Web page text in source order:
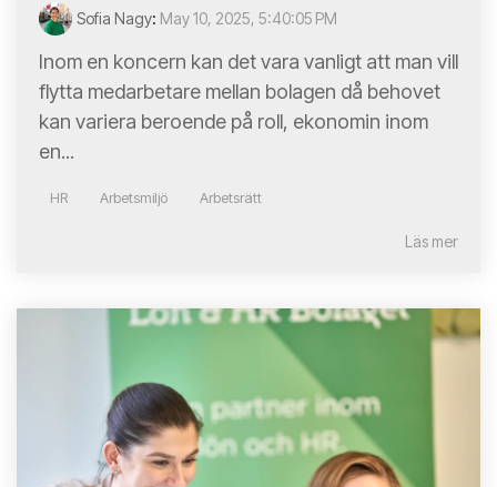
Sofia Nagy: May 10, 2025, 5:40:05 PM
Inom en koncern kan det vara vanligt att man vill
flytta medarbetare mellan bolagen då behovet
kan variera beroende på roll, ekonomin inom
en...
HR Arbetsmiljö Arbetsrätt
Läs mer